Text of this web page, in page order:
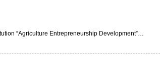
“Agriculture Entrepreneurship Development”…